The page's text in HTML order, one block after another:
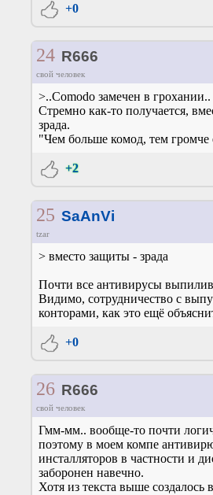
+0
24 R666
свой человек
>..Comodo замечен в грохании..
Стремно как-то получается,
зрада.
"Чем больше комод, тем
+2
25 SaAnVi
tzar
> вместо защиты - зрада
Почти все антивирусы
Видимо, сотрудничество с
конторами, как это ещё
+0
26 R666
свой человек
Гмм-мм.. вообще-то почти
поэтому в моем компе
инсталляторов в частности и
заборонен навечно.
Хотя из текста выше создалось